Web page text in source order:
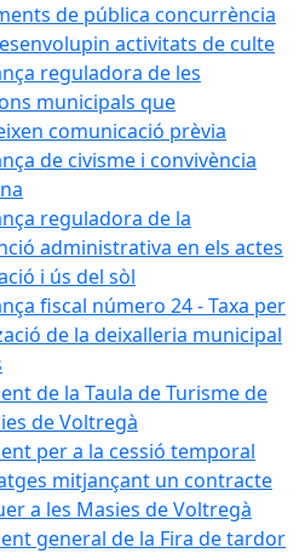
de pública concurrència
activitats de culte
reguladora de les
municipals que
comunicació prèvia
de civisme i convivència
reguladora de la
administrativa en els actes
i ús del sòl
fiscal número 24 - Taxa per
de la deixalleria municipal
de la Taula de Turisme de
de Voltregà
per a la cessió temporal
mitjançant un contracte
a les Masies de Voltregà
general de la Fira de tardor